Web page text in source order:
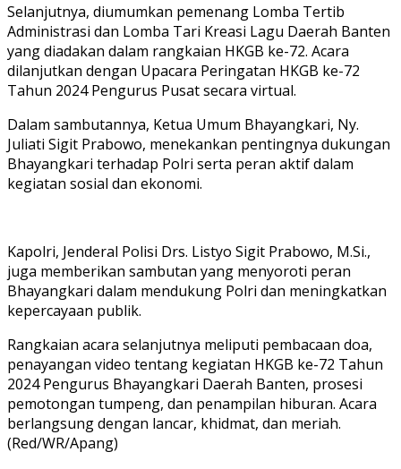
Selanjutnya, diumumkan pemenang Lomba Tertib
Administrasi dan Lomba Tari Kreasi Lagu Daerah Banten
yang diadakan dalam rangkaian HKGB ke-72. Acara
dilanjutkan dengan Upacara Peringatan HKGB ke-72
Tahun 2024 Pengurus Pusat secara virtual.
Dalam sambutannya, Ketua Umum Bhayangkari, Ny.
Juliati Sigit Prabowo, menekankan pentingnya dukungan
Bhayangkari terhadap Polri serta peran aktif dalam
kegiatan sosial dan ekonomi.
Kapolri, Jenderal Polisi Drs. Listyo Sigit Prabowo, M.Si.,
juga memberikan sambutan yang menyoroti peran
Bhayangkari dalam mendukung Polri dan meningkatkan
kepercayaan publik.
Rangkaian acara selanjutnya meliputi pembacaan doa,
penayangan video tentang kegiatan HKGB ke-72 Tahun
2024 Pengurus Bhayangkari Daerah Banten, prosesi
pemotongan tumpeng, dan penampilan hiburan. Acara
berlangsung dengan lancar, khidmat, dan meriah.
(Red/WR/Apang)